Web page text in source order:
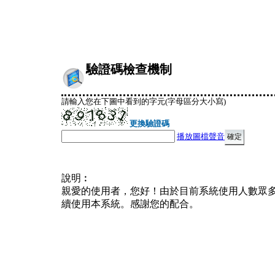
驗證碼檢查機制
請輸入您在下圖中看到的字元(字母區分大小寫)
更換驗證碼
播放圖檔聲音
說明︰
親愛的使用者，您好！由於目前系統使用人數眾
續使用本系統。感謝您的配合。